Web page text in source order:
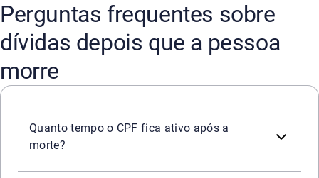
Perguntas frequentes sobre
dívidas depois que a pessoa
morre
Quanto tempo o CPF fica ativo após a
morte?